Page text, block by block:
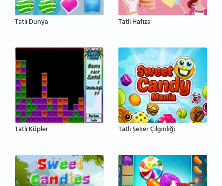
Tatlı Dünya Tatlı Hafıza
Tatlı Küpler Tatlı Şeker Çılgınlığı